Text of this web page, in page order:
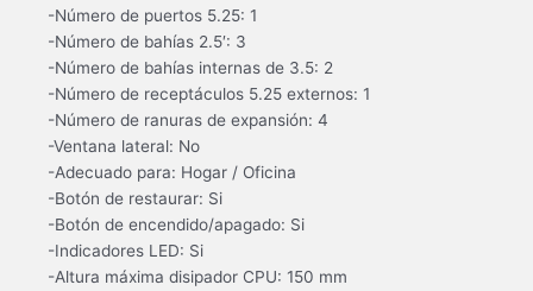
-Número de puertos 5.25: 1
-Número de bahías 2.5′: 3
-Número de bahías internas de 3.5: 2
-Número de receptáculos 5.25 externos: 1
-Número de ranuras de expansión: 4
-Ventana lateral: No
-Adecuado para: Hogar / Oficina
-Botón de restaurar: Si
-Botón de encendido/apagado: Si
-Indicadores LED: Si
-Altura máxima disipador CPU: 150 mm